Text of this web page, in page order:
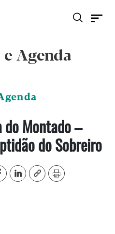
Agenda
Montado –
do Sobreiro